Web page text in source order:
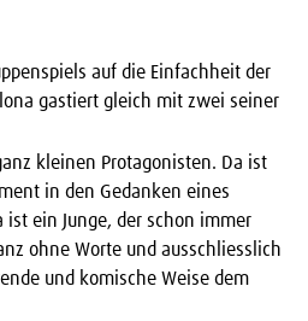
auf die Einfachheit der
gastiert gleich mit zwei seiner
kleinen Protagonisten. Da ist
in den Gedanken eines
ein Junge, der schon immer
ohne Worte und ausschliesslich
und komische Weise dem